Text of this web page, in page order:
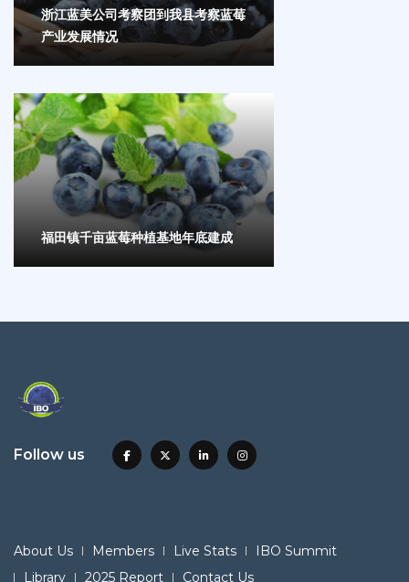
浙江蓝美公司考察团到我县考察蓝莓
产业发展情况
福田镇千亩蓝莓种植基地年底建成
Follow us
About Us Members Live Stats
IBO Summit
Library
2025 Report Contact Us